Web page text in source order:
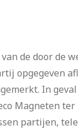
de door de
opgegeven
In
Magneten
partijen,